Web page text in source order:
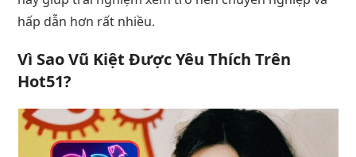
hấp dẫn hơn rất nhiều.
Vì Sao Vũ Kiệt Được Yêu Thích Trên
Hot51?